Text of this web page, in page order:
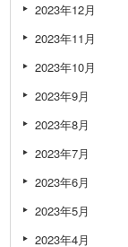
2023年12月
2023年11月
2023年10月
2023年9月
2023年8月
2023年7月
2023年6月
2023年5月
2023年4月